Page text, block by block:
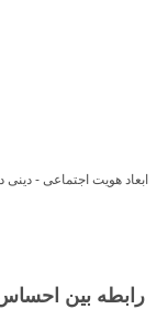
ابعاد هویت اجتماعی - دینی
رابطه بین